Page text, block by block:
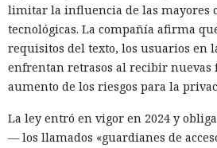
limitar la influencia de las mayores
tecnológicas. La compañía afirma
requisitos del texto, los usuarios en
enfrentan retrasos al recibir nuevas
aumento de los riesgos para la
La ley entró en vigor en 2024 y
— los llamados «guardianes de